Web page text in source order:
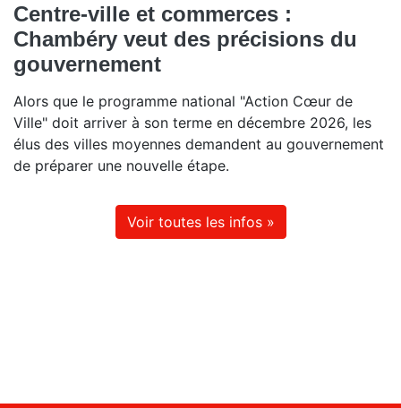
Centre-ville et commerces :
Chambéry veut des précisions du
gouvernement
Alors que le programme national "Action Cœur de
Ville" doit arriver à son terme en décembre 2026, les
élus des villes moyennes demandent au gouvernement
de préparer une nouvelle étape.
Voir toutes les infos »